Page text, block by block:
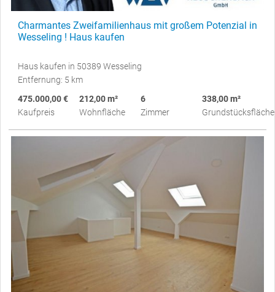
Charmantes Zweifamilienhaus mit großem Potenzial in
Wesseling ! Haus kaufen
Haus kaufen in 50389 Wesseling
Entfernung: 5 km
475.000,00 €
Kaufpreis
212,00 m²
Wohnfläche
6
Zimmer
338,00 m²
Grundstücksfläche